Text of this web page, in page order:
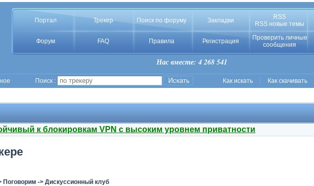
Портал Трекер Поиск по форуму Закладки
RSS
RSS новые темы
Форум FAQ Правила Регистрация
Проверить личные
сообщения
Нас вместе: 4 268 541
Поиск : Как искать Как скачивать
к блокировкам VPN с высоким уровнем приватности
Поговорим -> Дискуссионный клуб